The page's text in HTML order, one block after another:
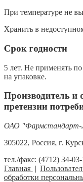
При температуре не
Хранить в
Срок годности
5 лет. Не применять
на упаковке.
Производитель
претензии
ОАО "Фармстандарт-
305022, Россия, г.
тел./факс: (4712) 34-
Главная |
обработки